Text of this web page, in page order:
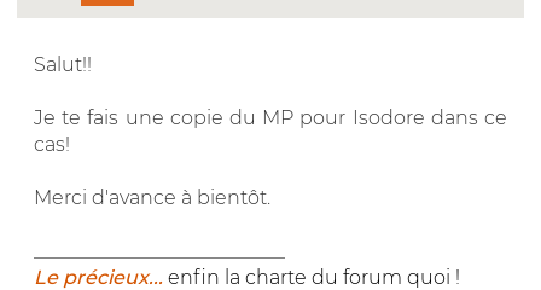
Salut!!
Je te fais une copie du MP pour Isodore dans ce
cas!
Merci d'avance à bientôt.
Le précieux... enfin la charte du forum quoi !